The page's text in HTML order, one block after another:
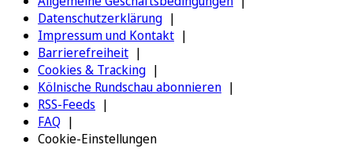
Datenschutzerklärung
Impressum und Kontakt
Barrierefreiheit
Cookies & Tracking
Kölnische Rundschau abonnieren
RSS-Feeds
FAQ
Cookie-Einstellungen